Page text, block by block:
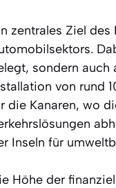
zentrales Ziel
sondern auch
von rund
die Kanaren, wo
Inseln für
Höhe der